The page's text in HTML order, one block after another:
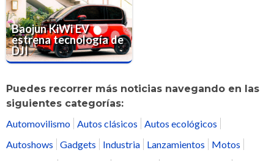
Baojun KiWi EV
estrena tecnología de
DJI
Puedes recorrer más noticias navegando en las
siguientes categorías:
Automovilismo Autos clásicos
Autos ecológicos
Autoshows
Gadgets Industria Lanzamientos
Motos